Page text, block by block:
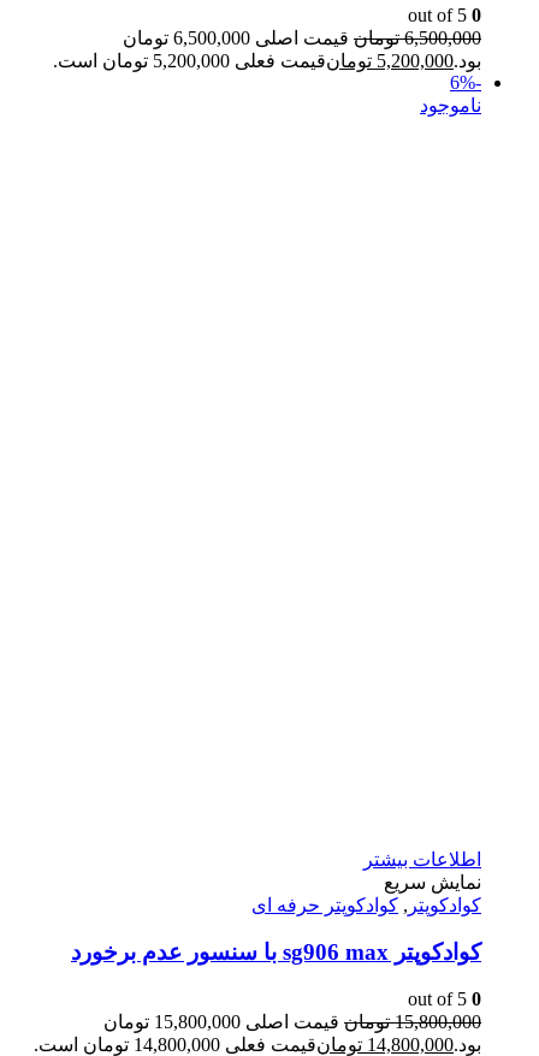
0
6,500,000 تومان
قیمت اصلی 6,500,000 تومان
بود.5,200,000 تومانقیمت فعلی 5,200,000 تومان است.
-6%
ناموجود
اطلاعات بیشتر
نمایش سریع
کوادکوپتر , کوادکوپتر حرفه ای
کوادکوپتر sg906 max با سنسور عدم برخورد
0
15,800,000 تومان
قیمت اصلی 15,800,000 تومان
بود.14,800,000 تومانقیمت فعلی 14,800,000 تومان است.